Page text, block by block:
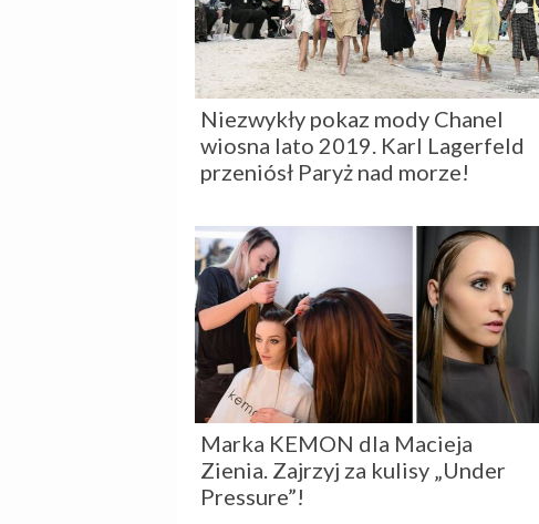
Niezwykły pokaz mody Chanel
wiosna lato 2019. Karl Lagerfeld
przeniósł Paryż nad morze!
Marka KEMON dla Macieja
Zienia. Zajrzyj za kulisy „Under
Pressure”!